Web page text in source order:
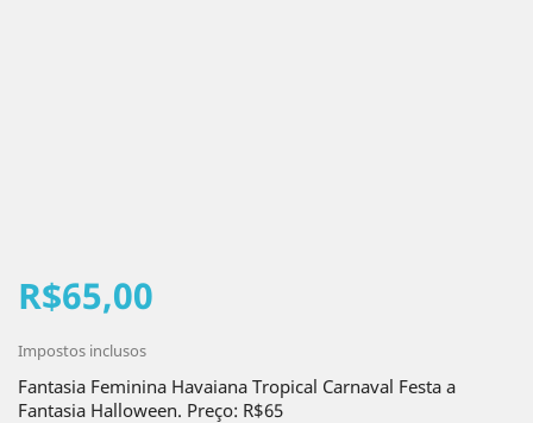
R$65,00
Impostos inclusos
Fantasia Feminina Havaiana Tropical Carnaval Festa a
Fantasia Halloween. Preço: R$65